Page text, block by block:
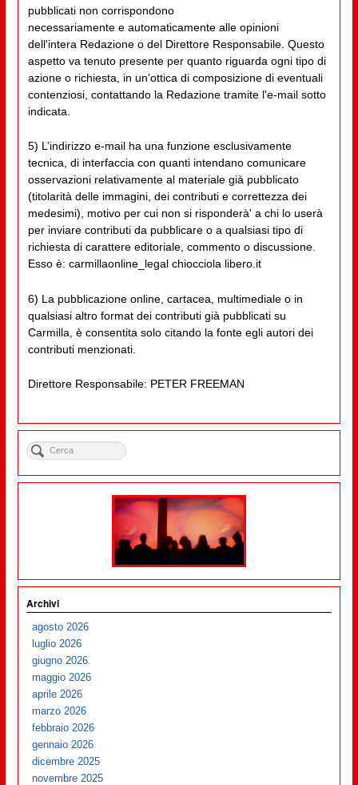
pubblicati non corrispondono
necessariamente e automaticamente alle opinioni
dell'intera Redazione o del Direttore Responsabile. Questo
aspetto va tenuto presente per quanto riguarda ogni tipo di
azione o richiesta, in un'ottica di composizione di eventuali
contenziosi, contattando la Redazione tramite l'e-mail sotto
indicata.
5) L’indirizzo e-mail ha una funzione esclusivamente
tecnica, di interfaccia con quanti intendano comunicare
osservazioni relativamente al materiale già pubblicato
(titolarità delle immagini, dei contributi e correttezza dei
medesimi), motivo per cui non si risponderà' a chi lo userà
per inviare contributi da pubblicare o a qualsiasi tipo di
richiesta di carattere editoriale, commento o discussione.
Esso è: carmillaonline_legal chiocciola libero.it
6) La pubblicazione online, cartacea, multimediale o in
qualsiasi altro format dei contributi già pubblicati su
Carmilla, è consentita solo citando la fonte egli autori dei
contributi menzionati.
Direttore Responsabile: PETER FREEMAN
Archivi
agosto 2026
luglio 2026
giugno 2026
maggio 2026
aprile 2026
marzo 2026
febbraio 2026
gennaio 2026
dicembre 2025
novembre 2025